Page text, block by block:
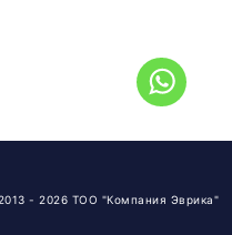
- 2026 ТОО "Компания Эврика"